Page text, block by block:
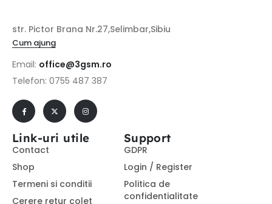
str. Pictor Brana Nr.27,Selimbar,Sibiu
Cum ajung
Email: office@3gsm.ro
Telefon: 0755 487 387
Link-uri utile
Contact
Shop
Termeni si conditii
Cerere retur colet
Support
GDPR
Login / Register
Politica de
confidentialitate